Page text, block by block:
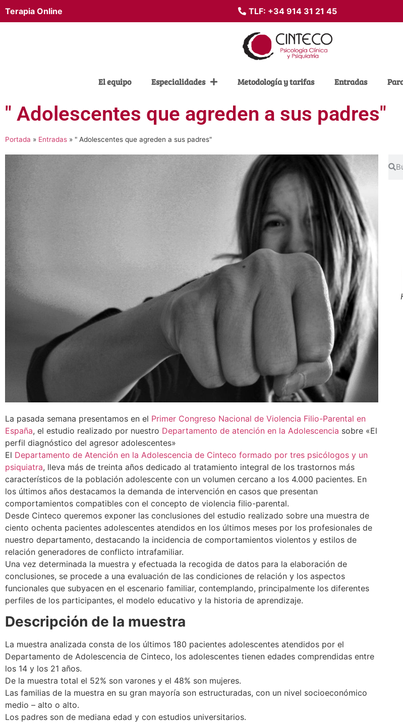
Terapia Online TLF: +34 914 31 21 45
El equipo Especialidades Metodología y tarifas Entradas
" Adolescentes que agreden a sus padres"
Portada » Entradas » " Adolescentes que agreden a sus padres"
La pasada semana presentamos en el Primer Congreso Nacional de Violencia Filio-Parental en
España, el estudio realizado por nuestro Departamento de atención en la Adolescencia sobre «El
perfil diagnóstico del agresor adolescentes»
El Departamento de Atención en la Adolescencia de Cinteco formado por tres psicólogos y un
psiquiatra, lleva más de treinta años dedicado al tratamiento integral de los trastornos más
característicos de la población adolescente con un volumen cercano a los 4.000 pacientes. En
los últimos años destacamos la demanda de intervención en casos que presentan
comportamientos compatibles con el concepto de violencia filio-parental.
Desde Cinteco queremos exponer las conclusiones del estudio realizado sobre una muestra de
ciento ochenta pacientes adolescentes atendidos en los últimos meses por los profesionales de
nuestro departamento, destacando la incidencia de comportamientos violentos y estilos de
relación generadores de conflicto intrafamiliar.
Una vez determinada la muestra y efectuada la recogida de datos para la elaboración de
conclusiones, se procede a una evaluación de las condiciones de relación y los aspectos
funcionales que subyacen en el escenario familiar, contemplando, principalmente los diferentes
perfiles de los participantes, el modelo educativo y la historia de aprendizaje.
Descripción de la muestra
La muestra analizada consta de los últimos 180 pacientes adolescentes atendidos por el
Departamento de Adolescencia de Cinteco, los adolescentes tienen edades comprendidas entre
los 14 y los 21 años.
De la muestra total el 52% son varones y el 48% son mujeres.
Las familias de la muestra en su gran mayoría son estructuradas, con un nivel socioeconómico
medio – alto o alto.
Los padres son de mediana edad y con estudios universitarios.